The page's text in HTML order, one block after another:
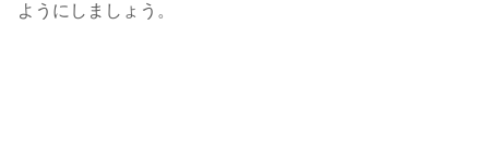
ようにしましょう。